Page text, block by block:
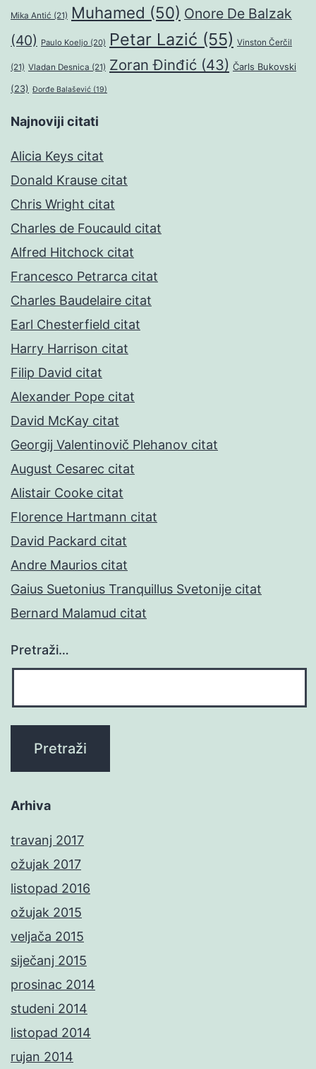
Mika Antić (21) Muhamed (50) Onore De Balzak
(40) Paulo Koeljo (20) Petar Lazić (55) Vinston Čerčil
(21) Vladan Desnica (21) Zoran Đinđić (43) Čarls Bukovski
(23) Đorđe Balašević (19)
Najnoviji citati
Alicia Keys citat
Donald Krause citat
Chris Wright citat
Charles de Foucauld citat
Alfred Hitchock citat
Francesco Petrarca citat
Charles Baudelaire citat
Earl Chesterfield citat
Harry Harrison citat
Filip David citat
Alexander Pope citat
David McKay citat
Georgij Valentinovič Plehanov citat
August Cesarec citat
Alistair Cooke citat
Florence Hartmann citat
David Packard citat
Andre Maurios citat
Gaius Suetonius Tranquillus Svetonije citat
Bernard Malamud citat
Pretraži…
Arhiva
travanj 2017
ožujak 2017
listopad 2016
ožujak 2015
veljača 2015
siječanj 2015
prosinac 2014
studeni 2014
listopad 2014
rujan 2014